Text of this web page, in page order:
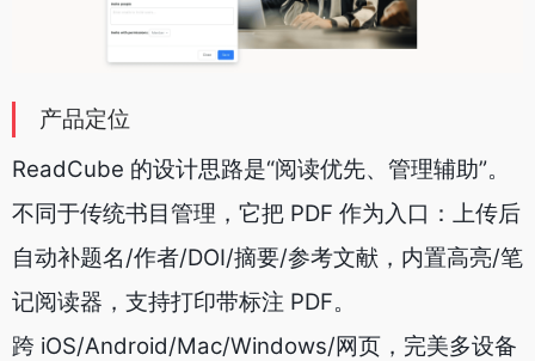
产品定位
ReadCube 的设计思路是“阅读优先、管理辅助”。
不同于传统书目管理，它把 PDF 作为入口：上传后
自动补题名/作者/DOI/摘要/参考文献，内置高亮/笔
记阅读器，支持打印带标注 PDF。
跨 iOS/Android/Mac/Windows/网页，完美多设备